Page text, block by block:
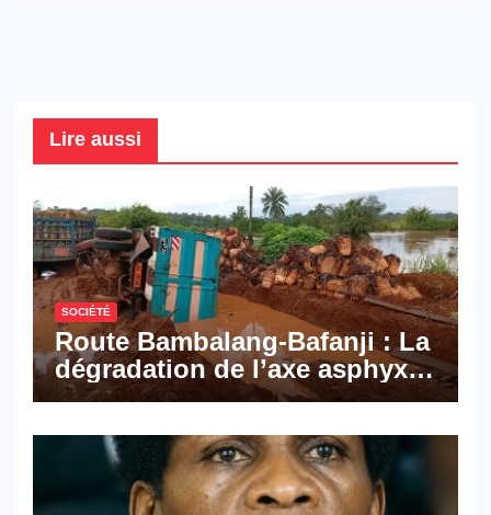
Lire aussi
SOCIÉTÉ
Route Bambalang-Bafanji : La
dégradation de l’axe asphyxie
les activités économiques